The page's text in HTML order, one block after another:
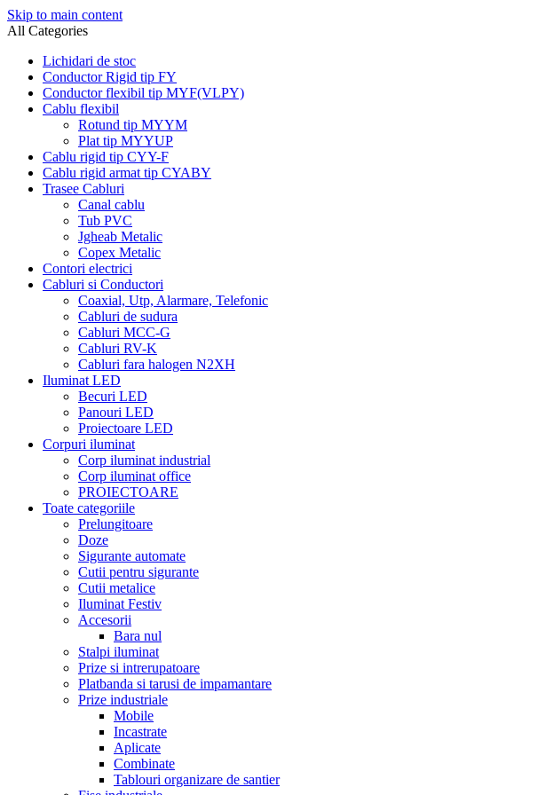
Skip to main content
All Categories
Lichidari de stoc
Conductor Rigid tip FY
Conductor flexibil tip MYF(VLPY)
Cablu flexibil
Rotund tip MYYM
Plat tip MYYUP
Cablu rigid tip CYY-F
Cablu rigid armat tip CYABY
Trasee Cabluri
Canal cablu
Tub PVC
Jgheab Metalic
Copex Metalic
Contori electrici
Cabluri si Conductori
Coaxial, Utp, Alarmare, Telefonic
Cabluri de sudura
Cabluri MCC-G
Cabluri RV-K
Cabluri fara halogen N2XH
Iluminat LED
Becuri LED
Panouri LED
Proiectoare LED
Corpuri iluminat
Corp iluminat industrial
Corp iluminat office
PROIECTOARE
Toate categoriile
Prelungitoare
Doze
Sigurante automate
Cutii pentru sigurante
Cutii metalice
Iluminat Festiv
Accesorii
Bara nul
Stalpi iluminat
Prize si intrerupatoare
Platbanda si tarusi de impamantare
Prize industriale
Mobile
Incastrate
Aplicate
Combinate
Tablouri organizare de santier